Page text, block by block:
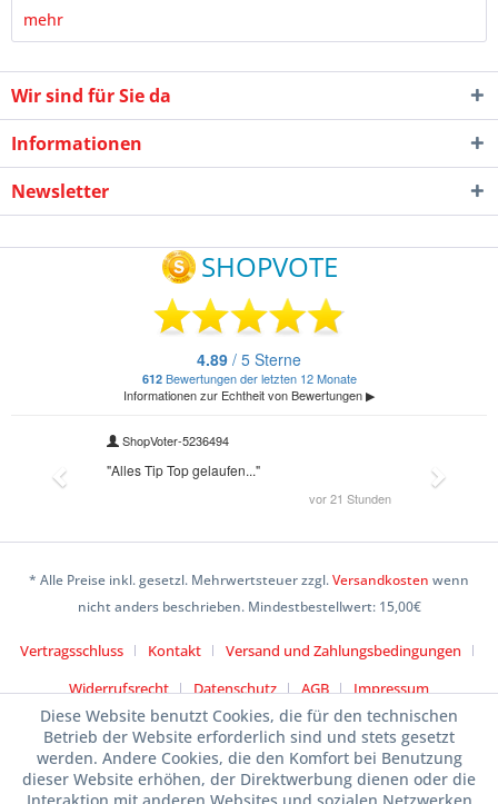
mehr
Wir sind für Sie da
Informationen
Newsletter
* Alle Preise inkl. gesetzl. Mehrwertsteuer zzgl.Versandkosten wenn
nicht anders beschrieben. Mindestbestellwert: 15,00€
Vertragsschluss Kontakt
Versand und Zahlungsbedingungen
Widerrufsrecht
Datenschutz AGB Impressum
Diese Website benutzt Cookies, die für den technischen
Betrieb der Website erforderlich sind und stets gesetzt
werden. Andere Cookies, die den Komfort bei Benutzung
dieser Website erhöhen, der Direktwerbung dienen oder die